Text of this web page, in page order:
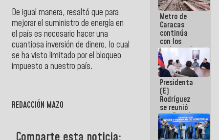
De igual manera, resaltó que para
mejorar el suministro de energía en
el país es necesario hacer una
cuantiosa inversión de dinero, lo cual
se ha visto limitado por el bloqueo
impuesto a nuestro país.
REDACCIÓN MAZO
Metro de
Caracas
continúa
con los
trabajos de
mantenimiento
e inspección
en la Línea 2
Presidenta
(E)
Rodríguez
se reunió
con Estado
Mayor
Eléctrico